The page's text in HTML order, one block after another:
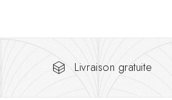
Livraison gratuite